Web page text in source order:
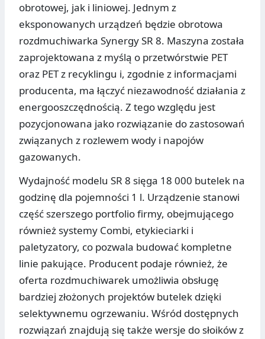
obrotowej, jak i liniowej. Jednym z
eksponowanych urządzeń będzie obrotowa
rozdmuchiwarka Synergy SR 8. Maszyna została
zaprojektowana z myślą o przetwórstwie PET
oraz PET z recyklingu i, zgodnie z informacjami
producenta, ma łączyć niezawodność działania z
energooszczędnością. Z tego względu jest
pozycjonowana jako rozwiązanie do zastosowań
związanych z rozlewem wody i napojów
gazowanych.
Wydajność modelu SR 8 sięga 18 000 butelek na
godzinę dla pojemności 1 l. Urządzenie stanowi
część szerszego portfolio firmy, obejmującego
również systemy Combi, etykieciarki i
paletyzatory, co pozwala budować kompletne
linie pakujące. Producent podaje również, że
oferta rozdmuchiwarek umożliwia obsługę
bardziej złożonych projektów butelek dzięki
selektywnemu ogrzewaniu. Wśród dostępnych
rozwiązań znajdują się także wersje do słoików z